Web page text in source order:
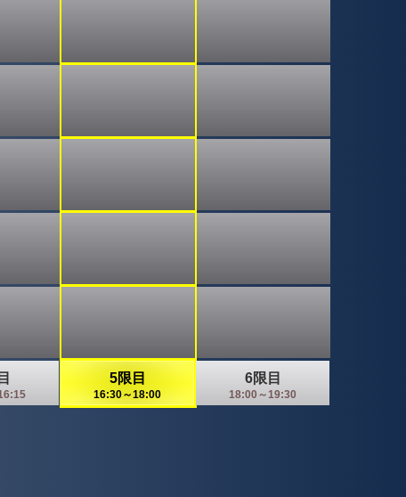
5限目
16:30～18:00
6限目
18:00～19:30